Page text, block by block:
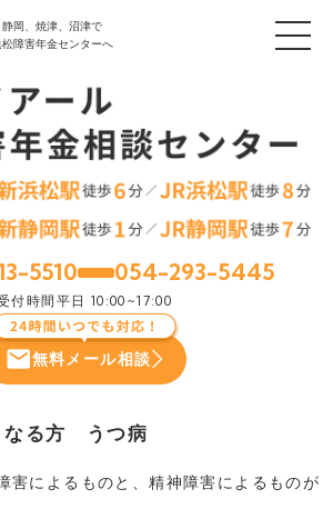
岡、焼津、沼津で
障害年金センターへ
5510 054-293-5445
付時間 平日 10:00~17:00
無料メール相談
なる方 うつ病
害によるものと、精神障害によるものが